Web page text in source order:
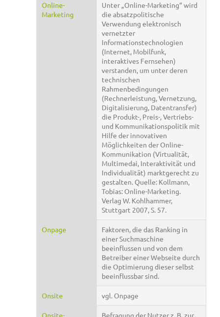
Online-
Marketing
Unter „Online-Marketing“ wird
die absatzpolitische
Verwendung elektronisch
vernetzter
Informationstechnologien
(Internet, Mobilfunk,
interaktives Fernsehen)
verstanden, um unter deren
technischen
Rahmenbedingungen
(Rechnerleistung, Vernetzung,
Digitalisierung, Datentransfer)
die Produkt-, Preis-, Vertriebs-
und Kommunikationspolitik mit
Hilfe der innovativen
Möglichkeiten der Online-
Kommunikation (Virtualität,
Multimedai, Interaktivität und
Individualität) marktgerecht zu
gestalten. Quelle: Kollmann,
Tobias: Online-Marketing.
Verlag W. Kohlhammer,
Stuttgart 2007, S. 57.
Onpage
Faktoren, die das Ranking in
einer Suchmaschine
beeinflussen und von dem
Betreiber einer Webseite durch
die Optimierung dieser selbst
beeinflussbar sind.
Onsite vgl. Onpage